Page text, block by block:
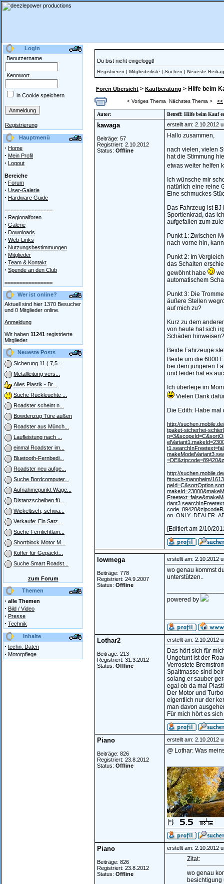
Login
Benutzername
Kennwort
in Cookie speichern
Registrierung
Hauptmenü
· Home
· Mein Profil
· Logout
Bereiche
· Forum
· User-Galerie
· Hardware Guide
================
· Regionalforen
· Galerie
· Downloads
· Web-Links
· Nutzungsbestimmungen
· Mitglieder
· Team & Kontakt
· Spende an den Club
================
Wer ist online?
Aktuell sind hier 1370 Besucher
und 0 Mitglieder online.
Anmeldung
Wir haben 11241 registrierte
Mitglieder.
Neueste Posts
Sicherung 11 ( 7,5...
Metallleitung vers...
Alles Plastik - Br...
Suche Rückleuchte ...
Roadster scheint n...
Bowdenzug Türe außen
Roadster aus Münch...
Laufleistung nach ...
einmal Roadster im...
Bluetooth-Fernbedi...
Roadster neu aufge...
Suche Bordcomputer...
Aufnahmepunkt Wage...
Distanzscheiben fü...
Wickeltisch, schwa...
Verkaufe: Ein Satz...
Suche Fernlichtlam...
Shortblock Motor M...
Koffer für Gepäckt...
Suche Smart Roadst...
zum Forum
Themen
· alle Themen
· Bild / Video
· Presse
· Technik
Inhalte
· techn. Daten
· Motorpflege
Du bist nicht eingeloggt!
Registrieren | Mitgliederliste | Suchen | Neueste
Foren Übersicht > Kaufberatung > Hilfe beim
< Voriges Thema Nächstes Thema > <<
Autor: Betreff: Hilfe beim Kauf
kawaga
Beiträge: 57
Registriert: 2.10.2012
Status: Offline
erstellt am: 2.10.2012
Hallo zusammen,
nach vielen, vielen
hat die Stimmung
etwas weiter helfen
Ich wünsche mir
natürlich eine reine
Eine schmuckes
Das Fahrzeug ist
Sportlenkrad, das
aufgefallen zum
Punkt 1: Zwischen
nach vorne hin,
Punkt 2: Im
das Schalten
gewöhnt habe
automatischem
Punkt 3: Die
äußere Stellen
auf mich zu?
Kurz zu dem
von heute hat sich
Schäden hinweisen?
Beide Fahrzeuge
Beide um die 6000
bei dem jüngeren
und leider hat es
Ich überlege im
Vielen Dank
Die Edith: Habe
http://
tpaket-sicherhei-
http://
fttouch-mannheim/
[Editiert am 2/10/
lowmega
Beiträge: 778
Registriert: 24.9.2007
Status: Offline
erstellt am: 2.10.2012
wo genau kommst
unterstützen..
powered by
Lothar2
Beiträge: 213
Registriert: 31.3.2012
Status: Offline
erstellt am: 2.10.2012
Das hört sich für
Ungetunt ist der
Verrostete
Spaltmasse sind
solang er sauber
egal ob da mal
Der Motor und
eigentlich nur der
man davon
Für mich hört es
Piano
Beiträge: 826
Registriert: 23.8.2012
Status: Offline
erstellt am: 2.10.2012
@ Lothar: Was
Piano
Beiträge: 826
Registriert: 23.8.2012
Status: Offline
erstellt am: 2.10.2012
Zitat:
wo genau
besichtigung